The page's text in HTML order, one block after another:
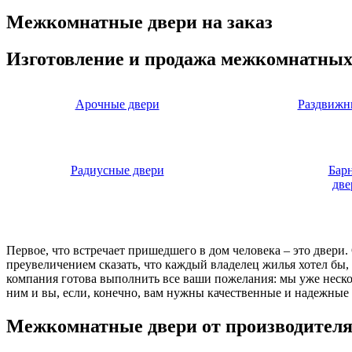
Межкомнатные двери на заказ
Изготовление и продажа
Арочные двери
Радиусные двери
Первое, что встречает пришедшего в дом человека – это
преувеличением сказать, что каждый владелец жилья хотел
компания готова выполнить все ваши пожелания: мы уже
ним и вы, если, конечно, вам нужны качественные и надежные
Межкомнатные двери от производителя